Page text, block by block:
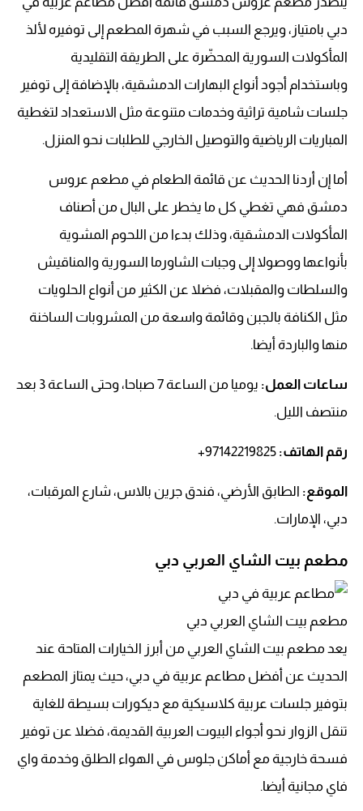
دبي بامتياز، ويرجع السبب في شهرة المطعم إلى توفيره لألذ
المأكولات السورية المحضّرة على الطريقة التقليدية
وباستخدام أجود أنواع البهارات الدمشقية، بالإضافة إلى توفير
جلسات شامية تراثية وخدمات متنوعة مثل الاستعداد لتغطية
المباريات الرياضية والتوصيل الخارجي للطلبات نحو المنزل.
أما إن أردنا الحديث عن قائمة الطعام في مطعم عروس
دمشق فهي تغطي كل ما يخطر على البال من أصناف
المأكولات الدمشقية، وذلك بدءا من اللحوم المشوية
بأنواعها ووصولا إلى وجبات الشاورما السورية والمناقيش
والسلطات والمقبلات، فضلا عن الكثير من أنواع الحلويات
مثل الكنافة بالجبن وقائمة واسعة من المشروبات الساخنة
منها والباردة أيضا.
ساعات العمل:
يوميا من الساعة 7 صباحا، وحتى الساعة 3 بعد
منتصف الليل.
رقم الهاتف:
97142219825+
الموقع: الطابق الأرضي، فندق جرين بالاس، شارع المرقبات،
دبي، الإمارات.
مطعم بيت الشاي العربي دبي
مطعم بيت الشاي العربي دبي
يعد مطعم بيت الشاي العربي من أبرز الخيارات المتاحة عند
الحديث عن أفضل مطاعم عربية في دبي، حيث يمتاز المطعم
بتوفير جلسات عربية كلاسيكية مع ديكورات بسيطة للغاية
تنقل الزوار نحو أجواء البيوت العربية القديمة، فضلا عن توفير
فسحة خارجية مع أماكن جلوس في الهواء الطلق وخدمة واي
فاي مجانية أيضا.